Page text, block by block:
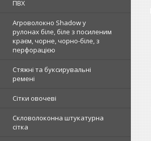
ПВХ
Агроволокно Shadow у
рулонах біле, біле з посиленим
краєм, чорне, чорно-біле, з
перфорацією
Стяжні та буксирувальні
ремені
Сітки овочеві
Скловолоконна штукатурна
сітка